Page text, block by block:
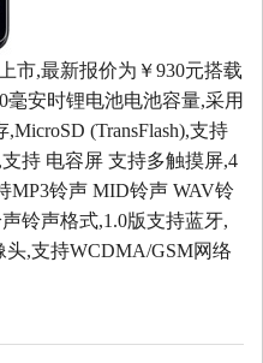
市,最新报价为￥930元搭载
毫安时锂电池电池容量,采用
(TransFlash),支持
持 电容屏 支持多触摸屏,4
MP3铃声 MID铃声 WAV铃
铃声格式,1.0版支持蓝牙,
头,支持WCDMA/GSM网络